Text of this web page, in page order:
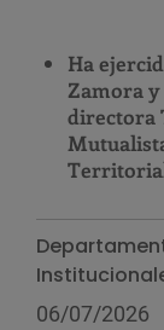
Ha
Zamora
directora
06/07/2026